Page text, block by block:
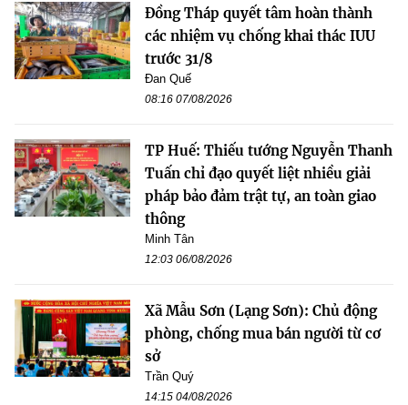
Đồng Tháp quyết tâm hoàn thành
các nhiệm vụ chống khai thác IUU
trước 31/8
Đan Quế
08:16 07/08/2026
TP Huế: Thiếu tướng Nguyễn Thanh
Tuấn chỉ đạo quyết liệt nhiều giải
pháp bảo đảm trật tự, an toàn giao
thông
Minh Tân
12:03 06/08/2026
Xã Mẫu Sơn (Lạng Sơn): Chủ động
phòng, chống mua bán người từ cơ
sở
Trần Quý
14:15 04/08/2026